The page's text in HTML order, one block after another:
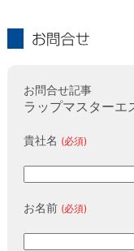
お問合せ記事
ラップマスターエ
貴社名 (必須)
お名前 (必須)